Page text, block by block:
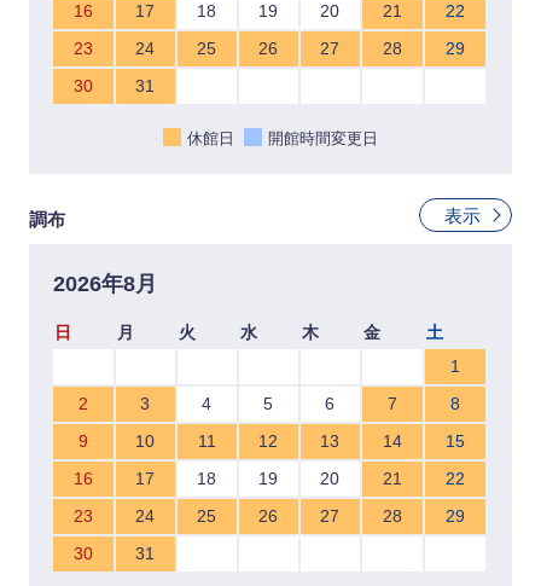
16
17 18 19 20 21
22
23
24 25 26 27 28
29
30
31
休館日 開館時間変更日
調布 表示
2026年8月
日 月 火 水 木 金
土
1
2
3 4 5 6 7
8
9
10 11 12 13 14
15
16
17 18 19 20 21
22
23
24 25 26 27 28
29
30
31